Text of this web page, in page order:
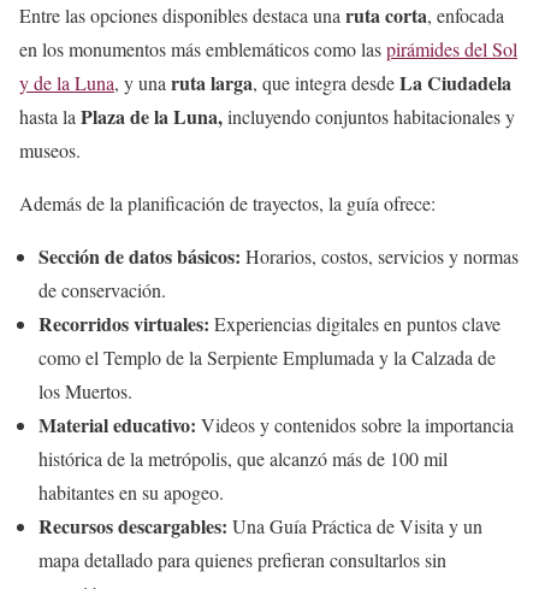
Entre las opciones disponibles destaca unaruta corta, enfocada
en los monumentos más emblemáticos como laspirámides del Sol
y de la Luna, y unaruta larga, que integra desdeLa Ciudadela
hasta laPlazade la Luna,incluyendo conjuntos habitacionales y
museos.
Además de la planificación de trayectos, la guía ofrece:
Sección de datos básicos: Horarios, costos, servicios y normas
de conservación.
Recorridos virtuales: Experiencias digitales en puntos clave
como el Templo de la Serpiente Emplumada y la Calzada de
los Muertos.
Material educativo: Videos y contenidos sobre la importancia
histórica de la metrópolis, que alcanzó más de 100 mil
habitantes en su apogeo.
Recursos descargables: Una Guía Práctica de Visita y un
mapa detallado para quienes prefieran consultarlos sin